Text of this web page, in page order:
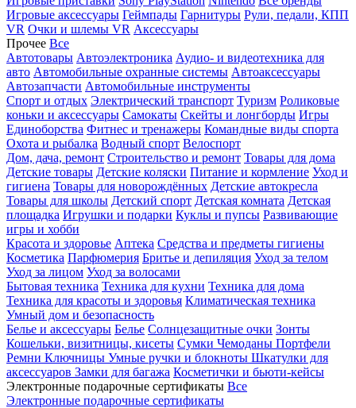
Игровые аксессуары Геймпады Гарнитуры Рули, педали, КПП
VR Очки и шлемы VR Аксессуары
Прочее Все
Автотовары Автоэлектроника Аудио- и видеотехника для
авто Автомобильные охранные системы Автоаксессуары
Автозапчасти Автомобильные инструменты
Спорт и отдых Электрический транспорт Туризм Роликовые
коньки и аксессуары Самокаты Скейты и лонгборды Игры
Единоборства Фитнес и тренажеры Командные виды спорта
Охота и рыбалка Водный спорт Велоспорт
Дом, дача, ремонт Строительство и ремонт Товары для дома
Детские товары Детские коляски Питание и кормление Уход и
гигиена Товары для новорождённых Детские автокресла
Товары для школы Детский спорт Детская комната Детская
площадка Игрушки и подарки Куклы и пупсы Развивающие
игры и хобби
Красота и здоровье Аптека Средства и предметы гигиены
Косметика Парфюмерия Бритье и депиляция Уход за телом
Уход за лицом Уход за волосами
Бытовая техника Техника для кухни Техника для дома
Техника для красоты и здоровья Климатическая техника
Умный дом и безопасность
Белье и аксессуары Белье Солнцезащитные очки Зонты
Кошельки, визитницы, кисеты Сумки Чемоданы Портфели
Ремни Ключницы Умные ручки и блокноты Шкатулки для
аксессуаров Замки для багажа Косметички и бьюти-кейсы
Электронные подарочные сертификаты Все
Электронные подарочные сертификаты